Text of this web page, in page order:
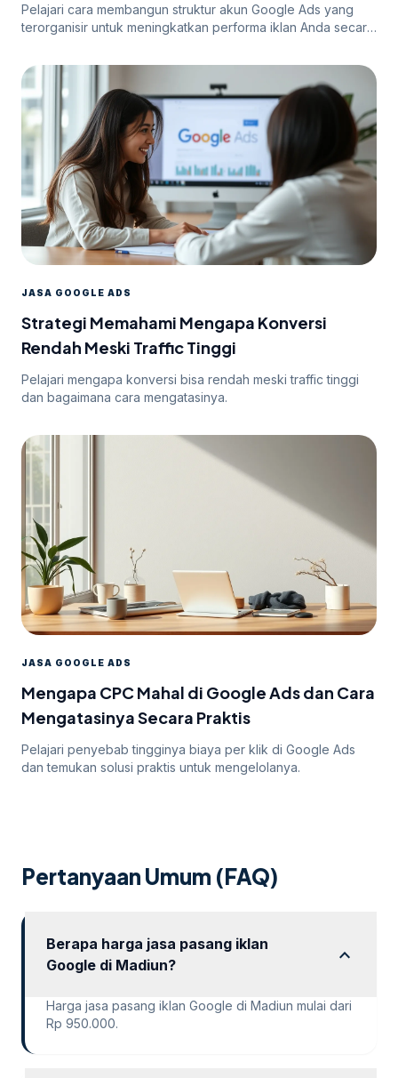
Pelajari cara membangun struktur akun Google Ads yang
terorganisir untuk meningkatkan performa iklan Anda secara
JASA GOOGLE ADS
Strategi Memahami Mengapa Konversi
Rendah Meski Traffic Tinggi
Pelajari mengapa konversi bisa rendah meski traffic tinggi
dan bagaimana cara mengatasinya.
JASA GOOGLE ADS
Mengapa CPC Mahal di Google Ads dan Cara
Mengatasinya Secara Praktis
Pelajari penyebab tingginya biaya per klik di Google Ads
dan temukan solusi praktis untuk mengelolanya.
Pertanyaan Umum (FAQ)
Berapa harga jasa pasang iklan
Google di Madiun?
expand_more
Harga jasa pasang iklan Google di Madiun mulai dari
Rp 950.000.